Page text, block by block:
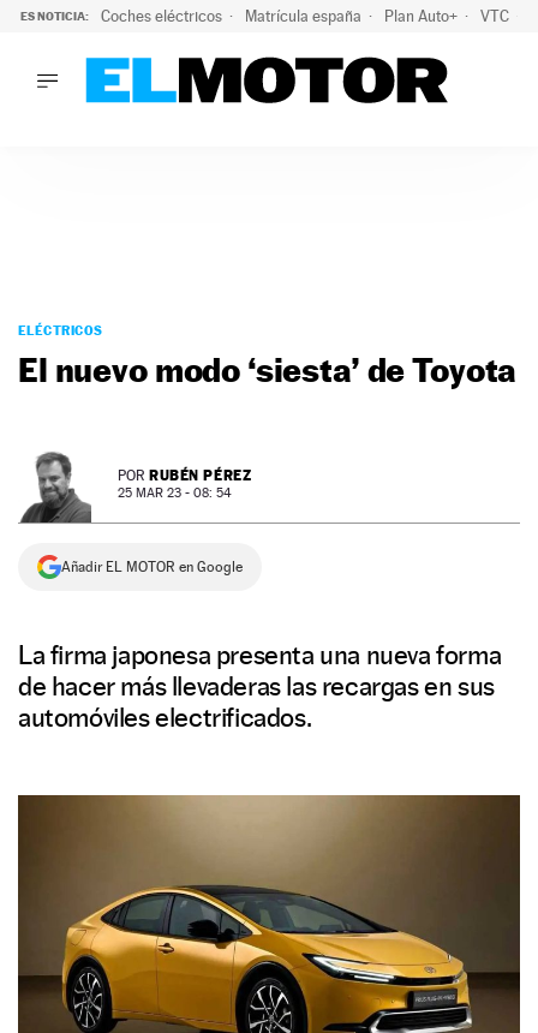
ES NOTICIA: Coches eléctricos Matrícula españa Plan Auto+ VTC
PODCAST
MOTOS
MOTORTV
PREMIOS
SERVICIOS
NEWSLETTER
SÍGUENOS
ELÉCTRICOS
El nuevo modo ‘siesta’ de Toyota
POR RUBÉN PÉREZ
25 MAR 23 - 08: 54
Añadir EL MOTOR en Google
La firma japonesa presenta una nueva forma
de hacer más llevaderas las recargas en sus
automóviles electrificados.